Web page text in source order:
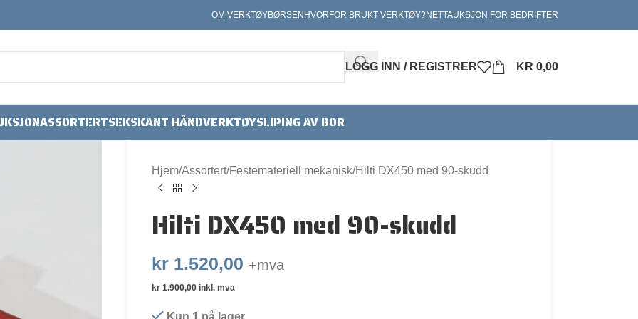
OM VERKTØYBØRSEN HVORFOR BRUKT VERKTØY?NETTAUKSJON FOR BEDRIFTER
LOGG INN / REGISTRER KR 0,00
ASSORTERTSEKSKANT HÅNDVERKTØYSLIPING AV BOR
Hjem Assortert Festemateriell mekanisk Hilti DX450 med 90-skudd
Hilti DX450 med 90-skudd
kr1.520,00 +mva
kr1.900,00inkl. mva
Kun 1 på lager